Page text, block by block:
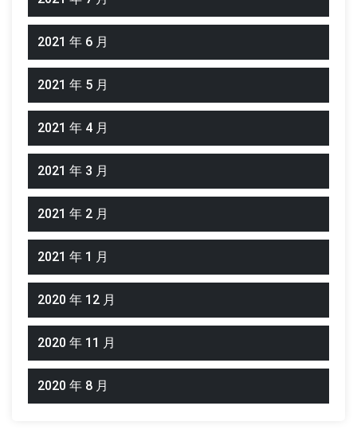
2021 年 6 月
2021 年 5 月
2021 年 4 月
2021 年 3 月
2021 年 2 月
2021 年 1 月
2020 年 12 月
2020 年 11 月
2020 年 8 月